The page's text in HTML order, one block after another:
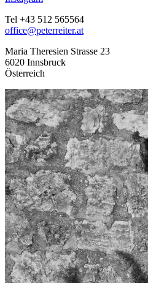
Tel +43 512 565564
office@peterreiter.at
Maria Theresien Strasse 23
6020 Innsbruck
Österreich